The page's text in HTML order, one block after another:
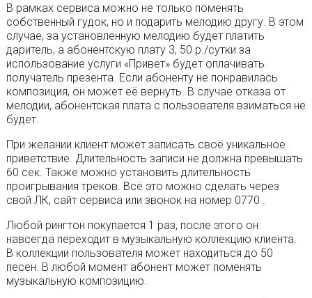
В рамках сервиса можно не только поменять
собственный гудок, но и подарить мелодию другу. В этом
случае, за установленную мелодию будет платить
даритель, а абонентскую плату 3, 50 р./сутки за
использование услуги «Привет» будет оплачивать
получатель презента. Если абоненту не понравилась
композиция, он может её вернуть. В случае отказа от
мелодии, абонентская плата с пользователя взиматься не
будет.
При желании клиент может записать своё уникальное
приветствие. Длительность записи не должна превышать
60 сек. Также можно установить длительность
проигрывания треков. Всё это можно сделать через
свой ЛК, сайт сервиса или звонок на номер 0770 .
Любой рингтон покупается 1 раз, после этого он
навсегда переходит в музыкальную коллекцию клиента.
В коллекции пользователя может находиться до 50
песен. В любой момент абонент может поменять
музыкальную композицию.